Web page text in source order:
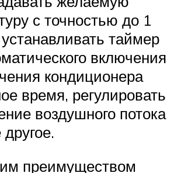
с точностью до 1
таймер
включения
кондиционера
время, регулировать
воздушного потока
преимуществом